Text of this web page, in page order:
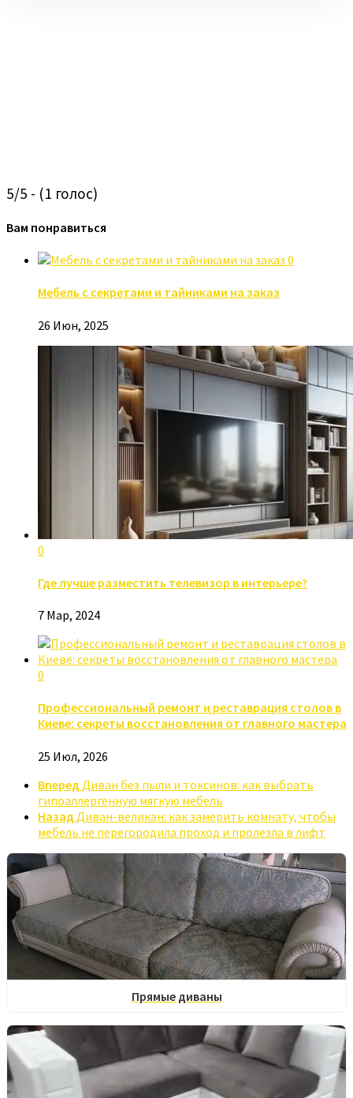
5/5 - (1 голос)
Вам понравиться
0
Мебель с секретами и тайниками на заказ
26 Июн, 2025
0
Где лучше разместить телевизор в интерьере?
7 Мар, 2024
0
Профессиональный ремонт и реставрация столов в
Киеве: секреты восстановления от главного мастера
25 Июл, 2026
Вперед Диван без пыли и токсинов: как выбрать
гипоаллергенную мягкую мебель
Назад Диван-великан: как замерить комнату, чтобы
мебель не перегородила проход и пролезла в лифт
Прямые диваны